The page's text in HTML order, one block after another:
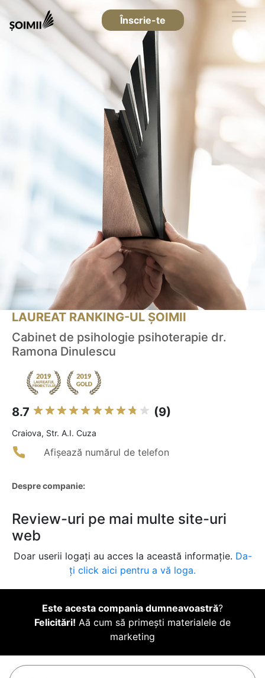
Înscrie-te
LAUREAT RANKING-UL ȘOIMII
Cabinet de psihologie psihoterapie dr.
Ramona Dinulescu
8.7 (9)
Craiova, Str. A.I. Cuza
Afișează numărul de telefon
Despre companie:
Review-uri pe mai multe site-uri
web
Doar userii logați au acces la această informație. Da-
ți click aici pentru a vă loga.
Este acesta compania dumneavoastră?
Felicitări! Aă cum să primești materialele de
marketing